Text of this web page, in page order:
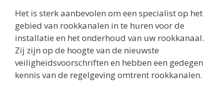
Het is sterk aanbevolen om een specialist op het
gebied van rookkanalen in te huren voor de
installatie en het onderhoud van uw rookkanaal.
Zij zijn op de hoogte van de nieuwste
veiligheidsvoorschriften en hebben een gedegen
kennis van de regelgeving omtrent rookkanalen.